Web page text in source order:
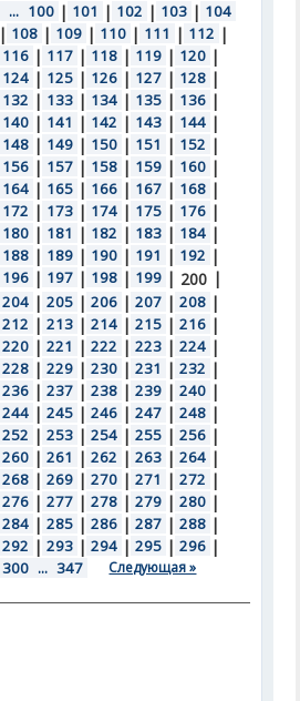
... 100 | 101 | 102 | 103 | 104
| 108 | 109 | 110 | 111 | 112 |
116 | 117 | 118 | 119 | 120 |
124 | 125 | 126 | 127 | 128 |
132 | 133 | 134 | 135 | 136 |
140 | 141 | 142 | 143 | 144 |
148 | 149 | 150 | 151 | 152 |
156 | 157 | 158 | 159 | 160 |
164 | 165 | 166 | 167 | 168 |
172 | 173 | 174 | 175 | 176 |
180 | 181 | 182 | 183 | 184 |
188 | 189 | 190 | 191 | 192 |
196 | 197 | 198 | 199 | 200 |
204 | 205 | 206 | 207 | 208 |
212 | 213 | 214 | 215 | 216 |
220 | 221 | 222 | 223 | 224 |
228 | 229 | 230 | 231 | 232 |
236 | 237 | 238 | 239 | 240 |
244 | 245 | 246 | 247 | 248 |
252 | 253 | 254 | 255 | 256 |
260 | 261 | 262 | 263 | 264 |
268 | 269 | 270 | 271 | 272 |
276 | 277 | 278 | 279 | 280 |
284 | 285 | 286 | 287 | 288 |
292 | 293 | 294 | 295 | 296 |
300 ... 347 Следующая »